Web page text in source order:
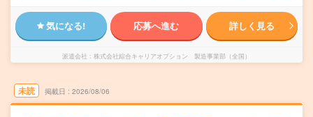
気になる! 応募へ進む 詳しく見る
派遣会社 株式会社綜合キャリアオプション 製造事業部（全国）
未読 掲載日 2026/08/06